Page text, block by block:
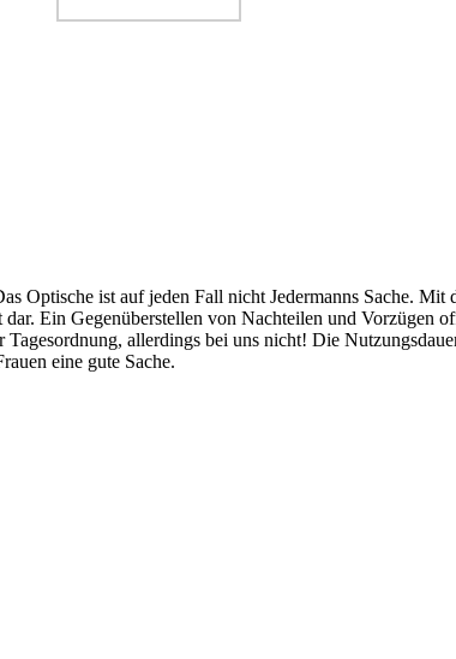
Optische ist auf jeden Fall nicht Jedermanns Sache. Mit
Ein Gegenüberstellen von Nachteilen und Vorzügen
allerdings bei uns nicht! Die
eine gute Sache.